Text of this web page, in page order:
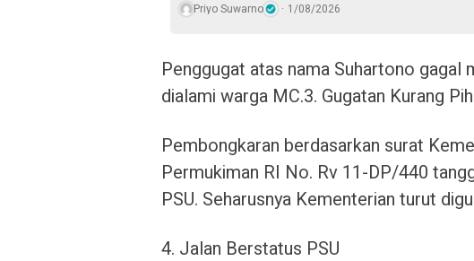
Priyo Suwarno 1/08/2026
Penggugat atas nama Suhartono
dialami warga MC.3. Gugatan Kurang
Pembongkaran berdasarkan surat
Permukiman RI No. Rv 11-DP/440
PSU. Seharusnya Kementerian turut
4. Jalan Berstatus PSU